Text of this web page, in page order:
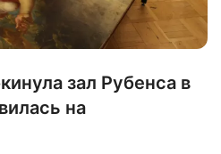
зал Рубенса в
на